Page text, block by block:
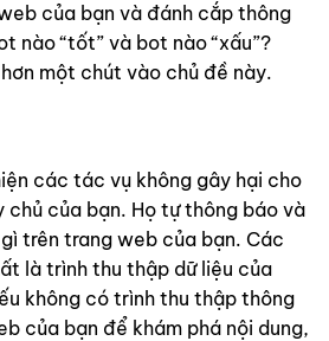
của bạn và đánh cắp thông
nào “tốt” và bot nào “xấu”?
một chút vào chủ đề này.
các tác vụ không gây hại cho
của bạn. Họ tự thông báo và
trên trang web của bạn. Các
là trình thu thập dữ liệu của
không có trình thu thập thông
của bạn để khám phá nội dung,